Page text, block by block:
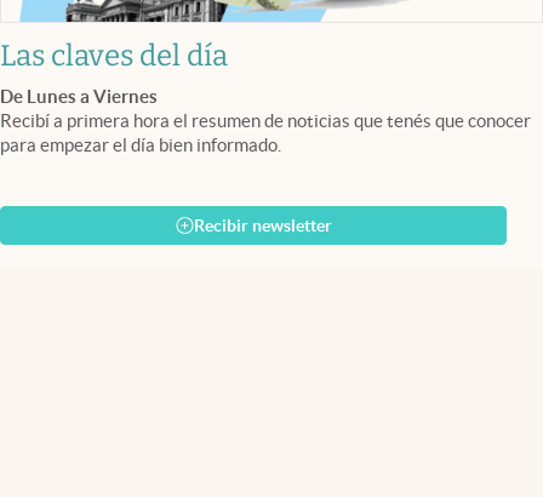
Las claves del día
De Lunes a Viernes
Recibí a primera hora el resumen de noticias que tenés que conocer
para empezar el día bien informado.
Recibir newsletter